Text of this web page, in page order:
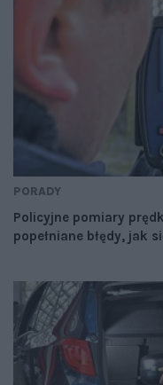
PORADY
Policyjne pomiary
popełniane błędy, jak